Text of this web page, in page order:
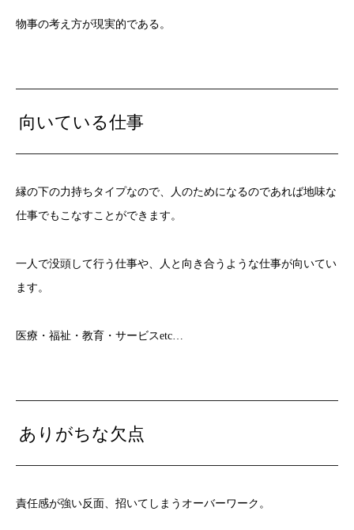
物事の考え方が現実的である。
向いている仕事
縁の下の力持ちタイプなので、人のためになるのであれば地味な
仕事でもこなすことができます。
一人で没頭して行う仕事や、人と向き合うような仕事が向いてい
ます。
医療・福祉・教育・サービスetc…
ありがちな欠点
責任感が強い反面、招いてしまうオーバーワーク。